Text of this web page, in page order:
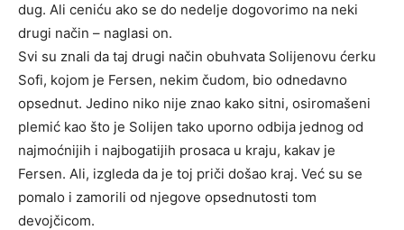
dug. Ali ceniću ako se do nedelje dogovorimo na neki
drugi način – naglasi on.
Svi su znali da taj drugi način obuhvata Solijenovu ćerku
Sofi, kojom je Fersen, nekim čudom, bio odnedavno
opsednut. Jedino niko nije znao kako sitni, osiromašeni
plemić kao što je Solijen tako uporno odbija jednog od
najmoćnijih i najbogatijih prosaca u kraju, kakav je
Fersen. Ali, izgleda da je toj priči došao kraj. Već su se
pomalo i zamorili od njegove opsednutosti tom
devojčicom.